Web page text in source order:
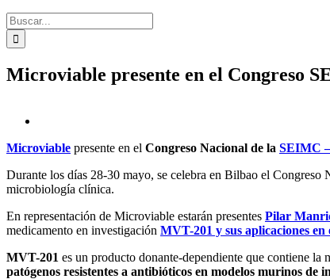
Buscar:
Microviable presente en el Congreso
más
Microviable presente en el Congreso Nacional de la SEIMC
Durante los días 28-30 mayo, se celebra en Bilbao el
microbiología clínica.
En representación de Microviable estarán presentes Pilar
medicamento en investigación MVT-201 y sus aplicaciones en
MVT-201 es un producto donante-dependiente que contiene
patógenos resistentes a antibióticos en modelos murinos de